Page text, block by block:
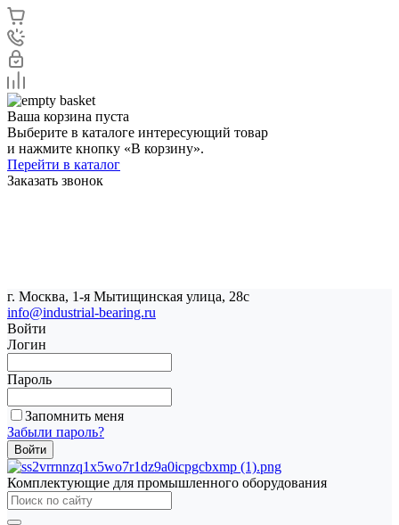
Ваша корзина пуста
Выберите в каталоге интересующий товар
и нажмите кнопку «В корзину».
Перейти в каталог
Заказать звонок
г. Москва, 1-я Мытищинская улица, 28с
info@industrial-bearing.ru
Войти
Логин
Пароль
Запомнить меня
Забыли пароль?
Комплектующие для промышленного оборудования